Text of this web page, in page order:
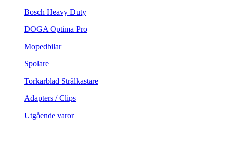
Bosch Heavy Duty
DOGA Optima Pro
Mopedbilar
Spolare
Torkarblad Strålkastare
Adapters / Clips
Utgående varor